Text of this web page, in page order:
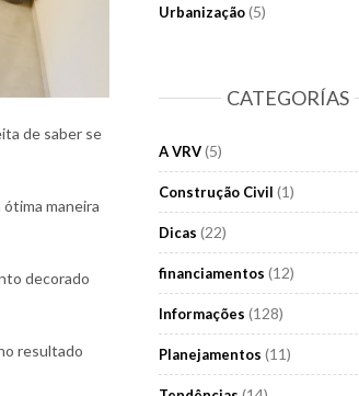
de saber se
maneira
decorado
resultado
Urbanização(5)
CATEGORÍAS
A VRV(5)
Construção Civil (1)
Dicas (22)
financiamentos (12)
Informações (128)
Planejamentos (11)